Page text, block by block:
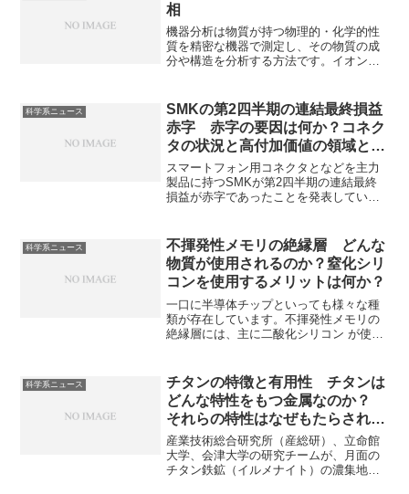
相
機器分析は物質が持つ物理的・化学的性
質を精密な機器で測定し、その物質の成
分や構造を分析する方法です。イオン交
する固定相です。どのような種類がある
のかや担体の使い分け方を知ることがで
きます。
科学系ニュース
SMKの第2四半期の連結最終損益
赤字 赤字の要因は何か？コネク
タの状況と高付加価値の領域と
は？
スマートフォン用コネクタとなどを主力
製品に持つSMKが第2四半期の連結最終
損益が赤字であったことを発表していま
がったものとみられています。赤字の要
因や今後のコネクタ分野の高付加価値領
域はどこかを知ることができます。
科学系ニュース
不揮発性メモリの絶縁層 どんな
物質が使用されるのか？窒化シリ
コンを使用するメリットは何か？
一口に半導体チップといっても様々な種
類が存在しています。不揮発性メモリの
絶縁層には、主に二酸化シリコン が使わ
た積層構造（ONO構造）も一般的です。
窒化シリコンを使用するメリットや単体
で使用しない理由を知ることができま
す。
科学系ニュース
チタンの特徴と有用性 チタンは
どんな特性をもつ金属なのか？
それらの特性はなぜもたらされる
のか？
産業技術総合研究所（産総研）、立命館
大学、会津大学の研究チームが、月面の
チタン鉄鉱（イルメナイト）の濃集地域